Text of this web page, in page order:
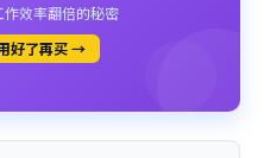
效率翻倍的秘密
好了再买 →